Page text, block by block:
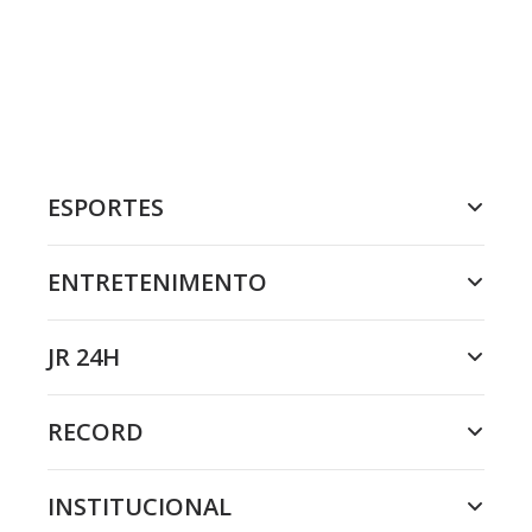
ESPORTES
ENTRETENIMENTO
JR 24H
RECORD
INSTITUCIONAL